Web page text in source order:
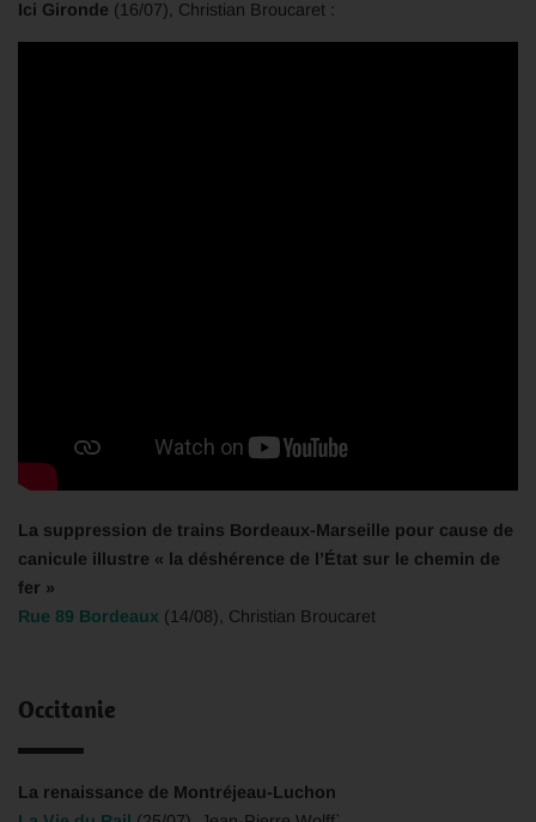
Ici Gironde (16/07), Christian Broucaret :
La suppression de trains Bordeaux-Marseille pour cause de
canicule illustre « la déshérence de l’État sur le chemin de
fer »
Rue 89 Bordeaux (14/08), Christian Broucaret
Occitanie
La renaissance de Montréjeau-Luchon